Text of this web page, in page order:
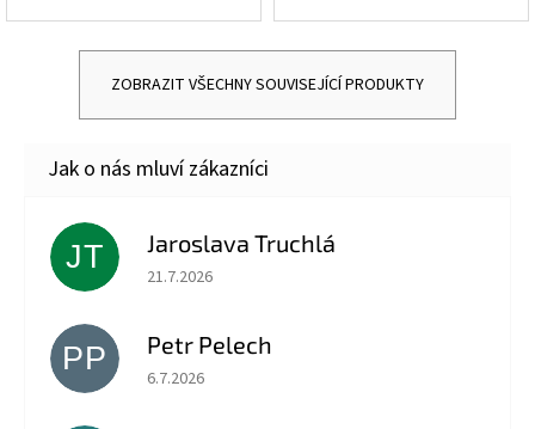
ZOBRAZIT VŠECHNY SOUVISEJÍCÍ PRODUKTY
JT Jaroslava Truchlá
Hodnocení obchodu je 5 z 5 hvězdiček.
21.7.2026
PP Petr Pelech
Hodnocení obchodu je 5 z 5 hvězdiček.
6.7.2026